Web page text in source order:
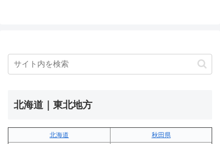
北海道｜東北地方
北海道
秋田県